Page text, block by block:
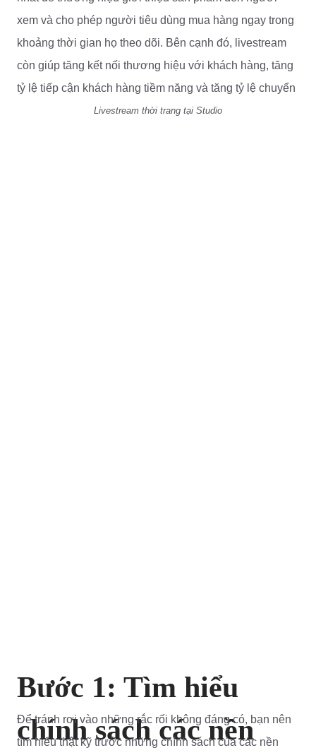
xem và cho phép người tiêu dùng mua hàng ngay trong
khoảng thời gian họ theo dõi. Bên cạnh đó, livestream
còn giúp tăng kết nối thương hiệu với khách hàng, tăng
tỷ lệ tiếp cận khách hàng tiềm năng và tăng tỷ lệ chuyển
Livestream thời trang tại Studio
Bước 1: Tìm hiểu
chính sách các nền
Để tránh rơi vào những rắc rối không đáng có, bạn nên
tìm hiểu thật kỹ trước những chính sách của các nền